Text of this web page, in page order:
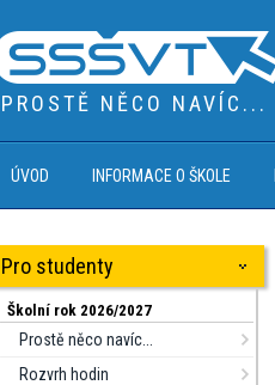
PROSTĚ NĚCO NAVÍC...
ÚVOD INFORMACE O ŠKOLE
Pro studenty
Školní rok 2026/2027
Prostě něco navíc...
Rozvrh hodin